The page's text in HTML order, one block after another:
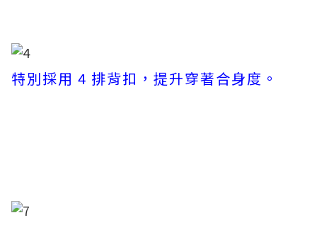
特別採用 4 排背扣，提升穿著合身度。